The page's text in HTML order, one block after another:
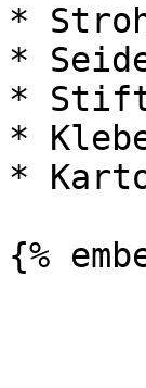
*
*
*
*
*